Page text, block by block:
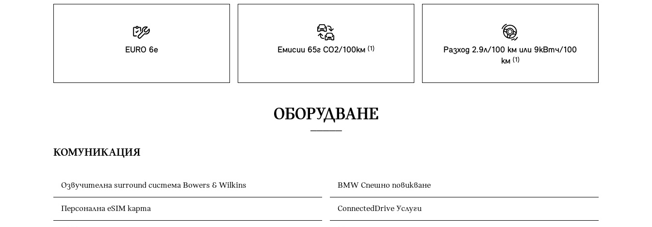
EURO 6e Емисии 65г CO2/100км
Разход 2.9л/100 км или 9кВтч/100
км
ОБОРУДВАНЕ
КОМУНИКАЦИЯ
Озвучителна surround система Bowers & Wilkins
Персонална eSIM карта
BMW Спешно повикване
ConnectedDrive Услуги